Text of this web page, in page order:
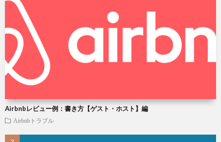
Airbnbレビュー例：書き方【ゲスト・ホスト】編
Airbnbトラブル